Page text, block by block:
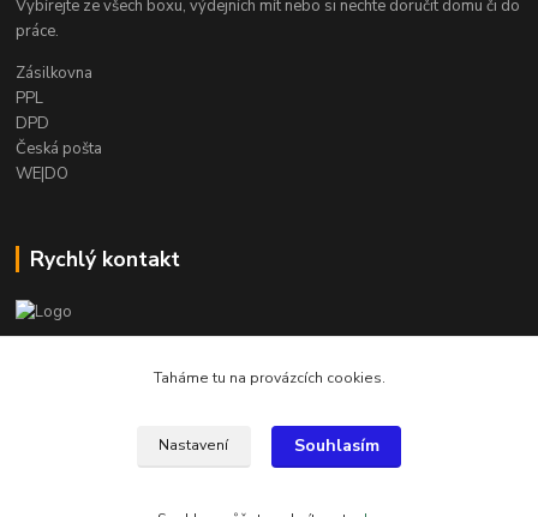
Vybírejte ze všech boxu, výdejních mít nebo si nechte doručit domu či do
práce.
Zásilkovna
PPL
DPD
Česká pošta
WE|DO
Rychlý kontakt
info@armygalanterie.cz
Všechny obrázky, popisky a texty jsou chráněny autorským právem
Taháme tu na provázcích cookies.
Nastavení Souhlasím